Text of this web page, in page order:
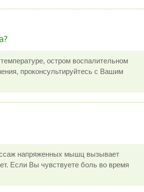
остром воспалительном
проконсультируйтесь с Вашим
напряженных мышц вызывает
Если Вы чувствуете боль во время